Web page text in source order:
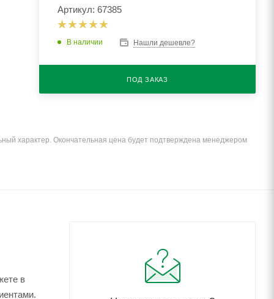
Артикул: 67385
В наличии Нашли дешевле?
ПОД ЗАКАЗ
характер. Окончательная цена будет подтверждена менеджером
в